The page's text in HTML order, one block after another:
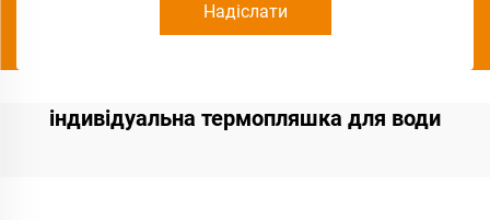
Надіслати
індивідуальна термопляшка для води